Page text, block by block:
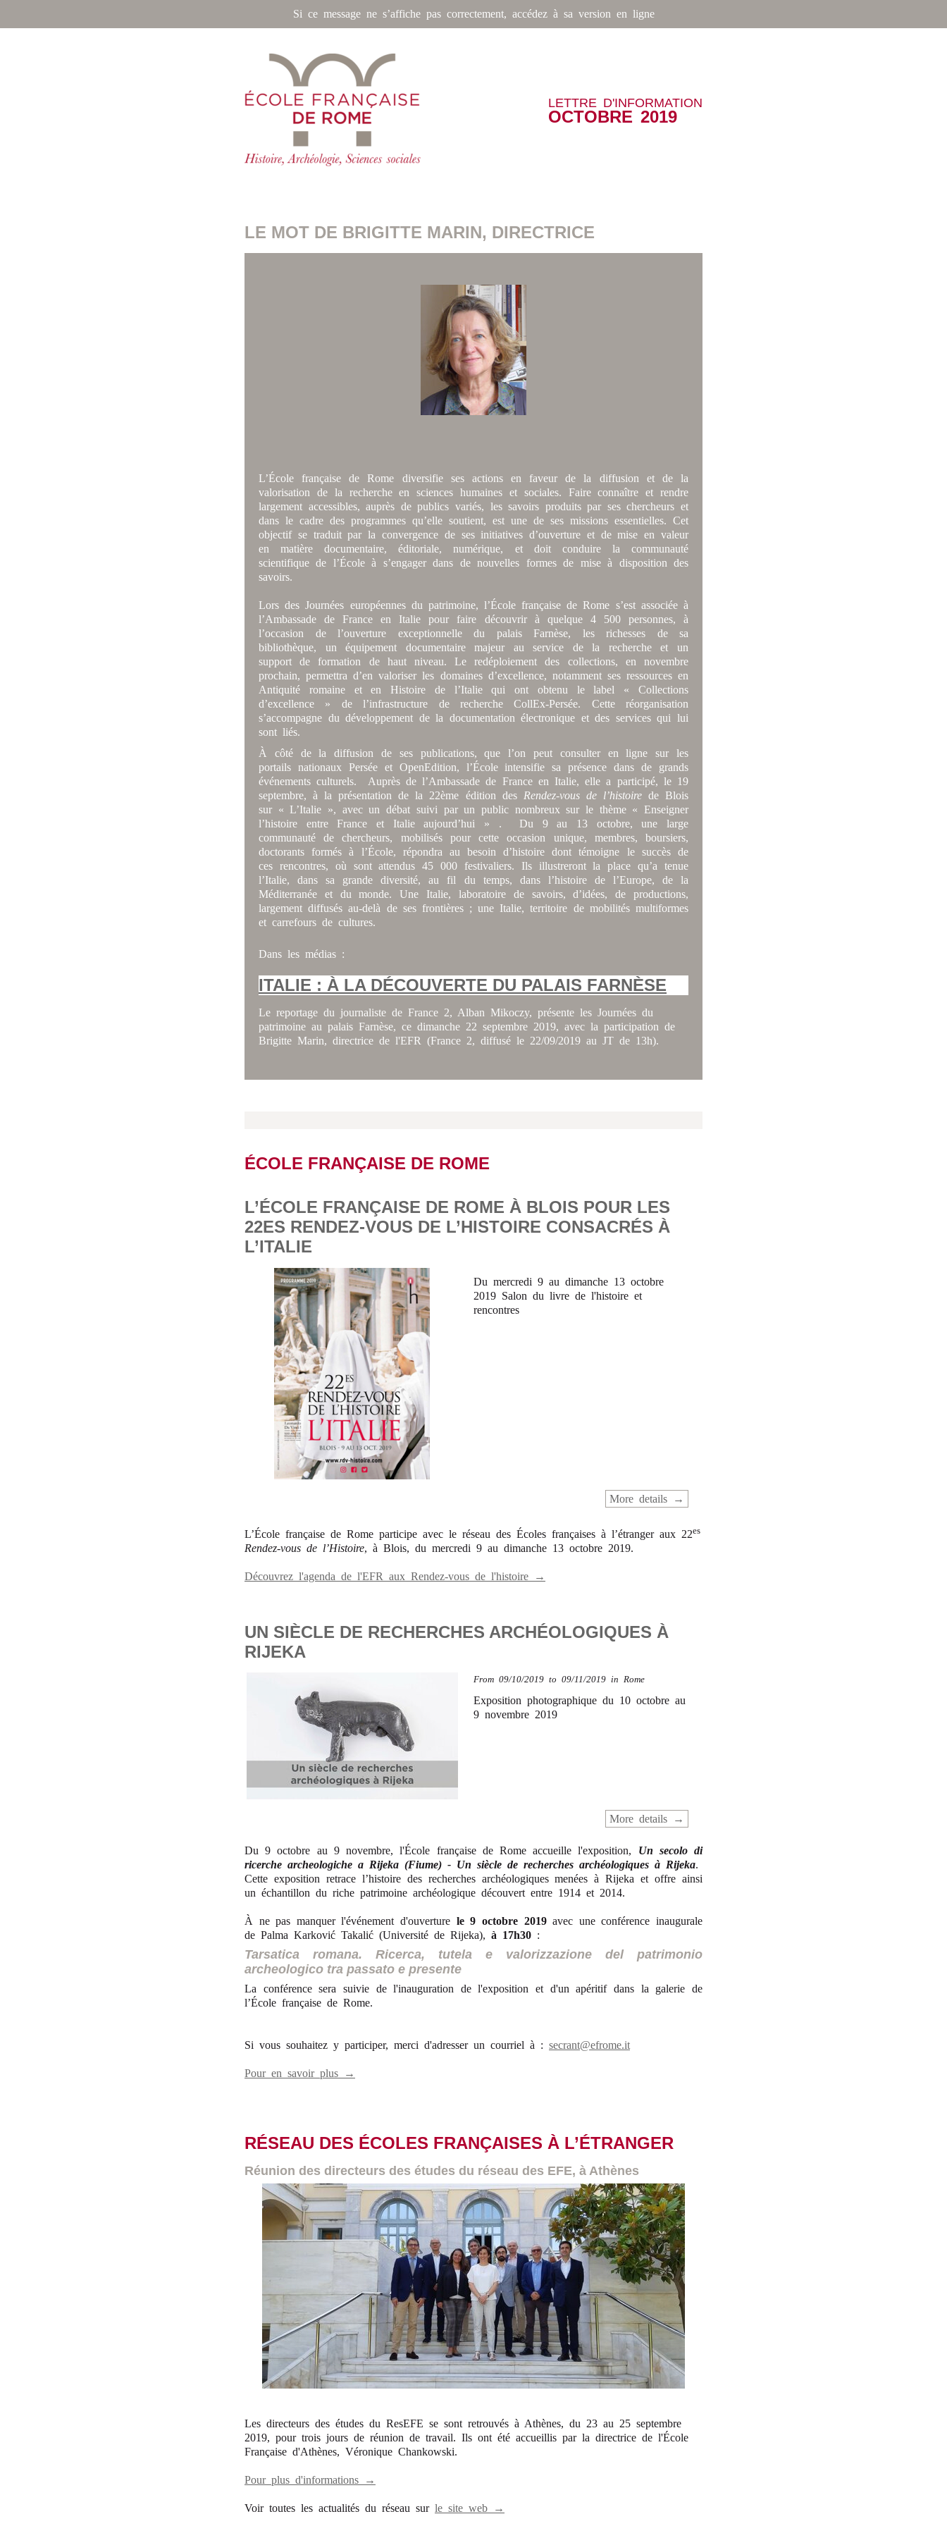
Si ce message ne s’affiche pas correctement, accédez à sa version en ligne
LETTRE D'INFORMATION
OCTOBRE 2019
LE MOT DE BRIGITTE MARIN, DIRECTRICE
L’École française de Rome diversifie ses actions en faveur de la diffusion et de la
valorisation de la recherche en sciences humaines et sociales. Faire connaître et rendre
largement accessibles, auprès de publics variés, les savoirs produits par ses chercheurs et
dans le cadre des programmes qu’elle soutient, est une de ses missions essentielles. Cet
objectif se traduit par la convergence de ses initiatives d’ouverture et de mise en valeur
en matière documentaire, éditoriale, numérique, et doit conduire la communauté
scientifique de l’École à s’engager dans de nouvelles formes de mise à disposition des
savoirs.
Lors des Journées européennes du patrimoine, l’École française de Rome s’est associée à
l’Ambassade de France en Italie pour faire découvrir à quelque 4 500 personnes, à
l’occasion de l’ouverture exceptionnelle du palais Farnèse, les richesses de sa
bibliothèque, un équipement documentaire majeur au service de la recherche et un
support de formation de haut niveau. Le redéploiement des collections, en novembre
prochain, permettra d’en valoriser les domaines d’excellence, notamment ses ressources en
Antiquité romaine et en Histoire de l’Italie qui ont obtenu le label « Collections
d’excellence » de l’infrastructure de recherche CollEx-Persée. Cette réorganisation
s’accompagne du développement de la documentation électronique et des services qui lui
sont liés.
À côté de la diffusion de ses publications, que l’on peut consulter en ligne sur les
portails nationaux Persée et OpenEdition, l’École intensifie sa présence dans de grands
événements culturels. Auprès de l’Ambassade de France en Italie, elle a participé, le 19
septembre, à la présentation de la 22ème édition des Rendez-vous de l’histoirede Blois
sur « L’Italie », avec un débat suivi par un public nombreux sur le thème « Enseigner
l’histoire entre France et Italie aujourd’hui » . Du 9 au 13 octobre, une large
communauté de chercheurs, mobilisés pour cette occasion unique, membres, boursiers,
doctorants formés à l’École, répondra au besoin d’histoire dont témoigne le succès de
ces rencontres, où sont attendus 45 000 festivaliers. Ils illustreront la place qu’a tenue
l’Italie, dans sa grande diversité, au fil du temps, dans l’histoire de l’Europe, de la
Méditerranée et du monde. Une Italie, laboratoire de savoirs, d’idées, de productions,
largement diffusés au-delà de ses frontières ; une Italie, territoire de mobilités multiformes
et carrefours de cultures.
Dans les médias :
ITALIE : À LA DÉCOUVERTE DU PALAIS FARNÈSE
Le reportage du journaliste de France 2, Alban Mikoczy, présente les Journées du
patrimoine au palais Farnèse, ce dimanche 22 septembre 2019, avec la participation de
Brigitte Marin, directrice de l'EFR (France 2, diffusé le 22/09/2019 au JT de 13h).
ÉCOLE FRANÇAISE DE ROME
L’ÉCOLE FRANÇAISE DE ROME À BLOIS POUR LES
22ES RENDEZ-VOUS DE L’HISTOIRE CONSACRÉS À
L’ITALIE
Du mercredi 9 au dimanche 13 octobre
2019 Salon du livre de l'histoire et
rencontres
More details
L’École française de Rome participe avec le réseau des Écoles françaises à l’étranger aux 22es
Rendez-vous de l’Histoire, à Blois, du mercredi 9 au dimanche 13 octobre 2019.
Découvrez l'agenda de l'EFR aux Rendez-vous de l'histoire →
UN SIÈCLE DE RECHERCHES ARCHÉOLOGIQUES À
RIJEKA
From 09/10/2019 to 09/11/2019 in Rome
Exposition photographique du 10 octobre au
9 novembre 2019
More details
Du 9 octobre au 9 novembre, l'École française de Rome accueille l'exposition, Un secolo di
ricerche archeologiche a Rijeka (Fiume) - Un siècle de recherches archéologiques à Rijeka.
Cette exposition retrace l’histoire des recherches archéologiques menées à Rijeka et offre ainsi
un échantillon du riche patrimoine archéologique découvert entre 1914 et 2014.
À ne pas manquer l'événement d'ouverture le 9 octobre 2019avec une conférence inaugurale
de Palma Karković Takalić (Université de Rijeka), à 17h30 :
Tarsatica romana. Ricerca, tutela e valorizzazione del patrimonio
archeologico tra passato e presente
La conférence sera suivie de l'inauguration de l'exposition et d'un apéritif dans la galerie de
l’École française de Rome.
Si vous souhaitez y participer, merci d'adresser un courriel à : secrant@efrome.it
Pour en savoir plus →
RÉSEAU DES ÉCOLES FRANÇAISES À L’ÉTRANGER
Réunion des directeurs des études du réseau des EFE, à Athènes
Les directeurs des études du ResEFE se sont retrouvés à Athènes, du 23 au 25 septembre
2019, pour trois jours de réunion de travail. Ils ont été accueillis par la directrice de l'École
Française d'Athènes, Véronique Chankowski.
Pour plus d'informations →
Voir toutes les actualités du réseau sur le site web →